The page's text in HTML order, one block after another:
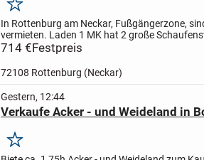
Merken
In Rottenburg am Neckar, Fußgängerzone,
vermieten. Laden 1 MK hat 2 große
Waschbecken, Nachtspeicherheizung.
714 €Festpreis
72108 Rottenburg (Neckar)
Gestern, 12:44
Verkaufe Acker - und Weideland in
Merken